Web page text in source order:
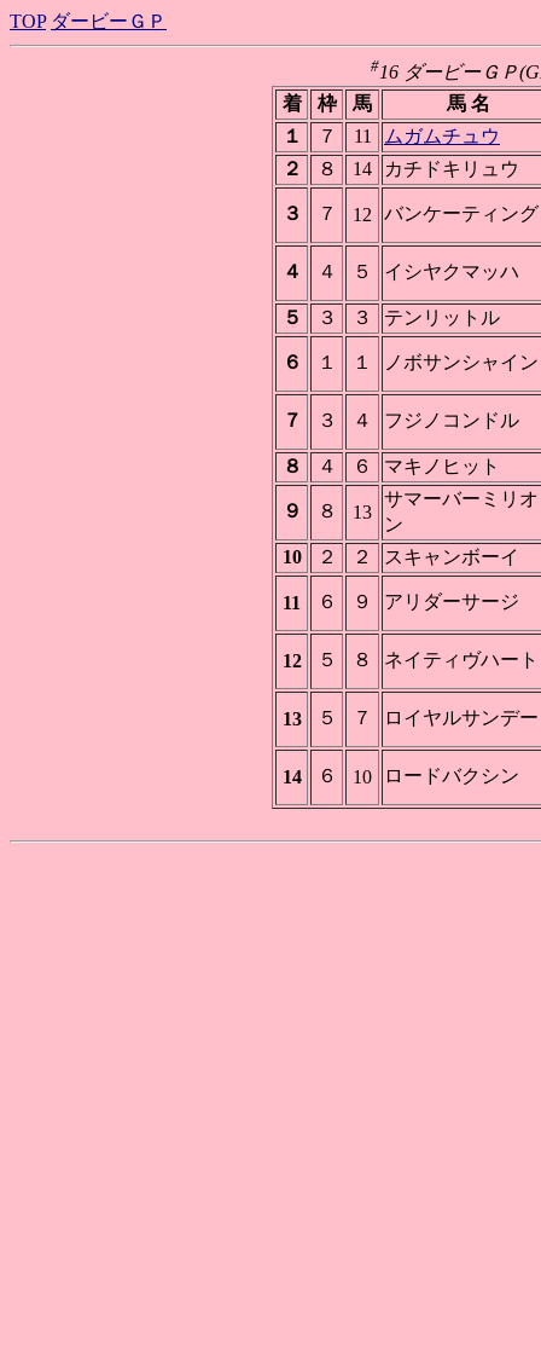
TOP ダービーＧＰ
#16 ダービーＧＰ
着
枠 馬
馬 名
１
７ 11
ムガムチュウ
２
８ 14 カチドキリュウ
３ ７ 12 バンケーティング
４ ４ ５ イシヤクマッハ
５ ３ ３ テンリットル
６ １ １ ノボサンシャイン
７ ３ ４ フジノコンドル
８ ４ ６ マキノヒット
９ ８ 13
サマーバーミリオ
ン
10
２ ２ スキャンボーイ
11 ６ ９ アリダーサージ
12 ５ ８ ネイティヴハート
13 ５ ７ ロイヤルサンデー
14 ６ 10 ロードバクシン